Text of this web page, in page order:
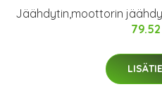
Jäähdytin,moottorin
79.52